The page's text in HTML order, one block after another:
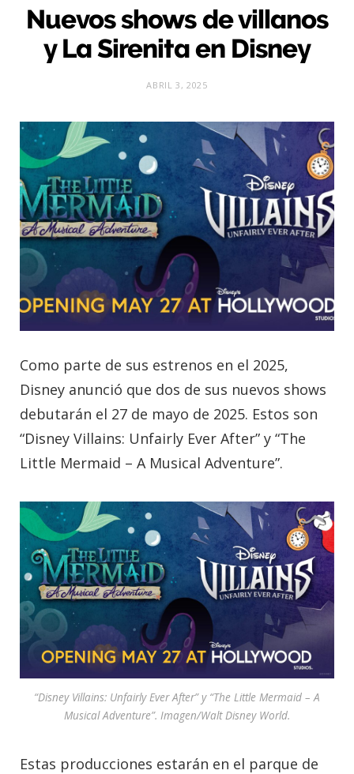
Nuevos shows de villanos
y La Sirenita en Disney
ABRIL 3, 2025
Como parte de sus estrenos en el 2025,
Disney anunció que dos de sus nuevos shows
debutarán el 27 de mayo de 2025. Estos son
“Disney Villains: Unfairly Ever After” y “The
Little Mermaid – A Musical Adventure”.
“Disney Villains: Unfairly Ever After” y “The Little Mermaid – A
Musical Adventure”. Imagen/Walt Disney World.
Estas producciones estarán en el parque de